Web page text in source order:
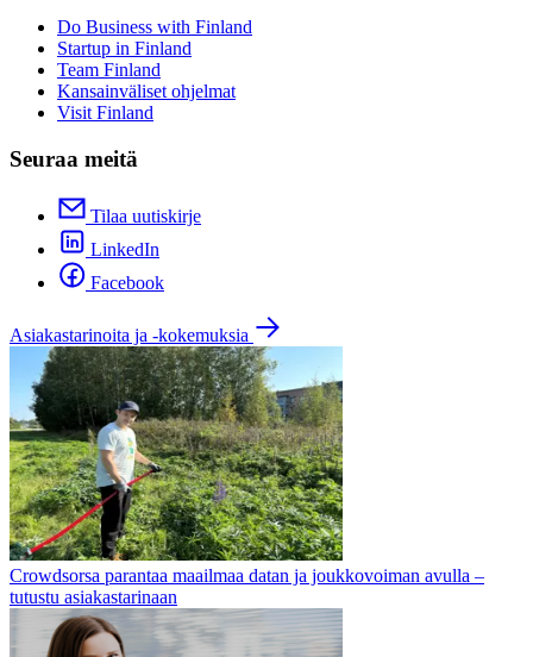
Do Business with Finland
Startup in Finland
Team Finland
Kansainväliset ohjelmat
Visit Finland
Seuraa meitä
Tilaa uutiskirje
LinkedIn
Facebook
Asiakastarinoita ja -kokemuksia
Crowdsorsa parantaa maailmaa datan ja joukkovoiman avulla –
tutustu asiakastarinaan